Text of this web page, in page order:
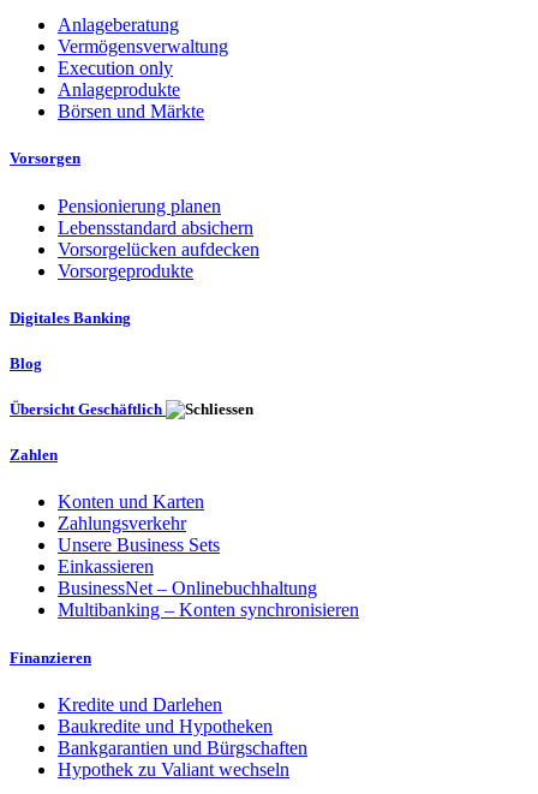
Anlageberatung
Vermögensverwaltung
Execution only
Anlageprodukte
Börsen und Märkte
Vorsorgen
Pensionierung planen
Lebensstandard absichern
Vorsorgelücken aufdecken
Vorsorgeprodukte
Digitales Banking
Blog
Übersicht Geschäftlich
Zahlen
Konten und Karten
Zahlungsverkehr
Unsere Business Sets
Einkassieren
BusinessNet – Onlinebuchhaltung
Multibanking – Konten synchronisieren
Finanzieren
Kredite und Darlehen
Baukredite und Hypotheken
Bankgarantien und Bürgschaften
Hypothek zu Valiant wechseln